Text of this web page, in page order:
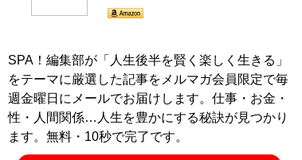
SPA！編集部が「人生後半を賢く楽しく生きる」
をテーマに厳選した記事をメルマガ会員限定で毎
週金曜日にメールでお届けします。仕事・お金・
性・人間関係…人生を豊かにする秘訣が見つかり
ます。無料・10秒で完了です。